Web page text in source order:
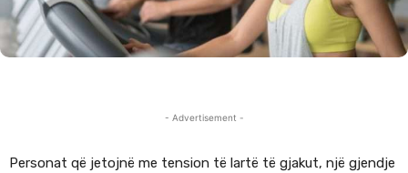
- Advertisement -
Personat që jetojnë me tension të lartë të gjakut, një gjendje